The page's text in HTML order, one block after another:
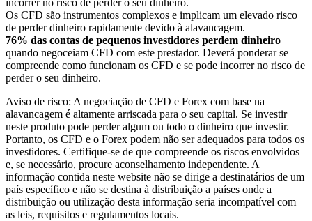
Os CFD são instrumentos complexos e implicam um elevado risco
de perder dinheiro rapidamente devido à alavancagem.
76% das contas de pequenos investidores perdem dinheiro
quando negoceiam CFD com este prestador. Deverá ponderar se
compreende como funcionam os CFD e se pode incorrer no risco de
perder o seu dinheiro.
Aviso de risco: A negociação de CFD e Forex com base na
alavancagem é altamente arriscada para o seu capital. Se investir
neste produto pode perder algum ou todo o dinheiro que investir.
Portanto, os CFD e o Forex podem não ser adequados para todos os
investidores. Certifique-se de que compreende os riscos envolvidos
e, se necessário, procure aconselhamento independente. A
informação contida neste website não se dirige a destinatários de um
país específico e não se destina à distribuição a países onde a
distribuição ou utilização desta informação seria incompatível com
as leis, requisitos e regulamentos locais.